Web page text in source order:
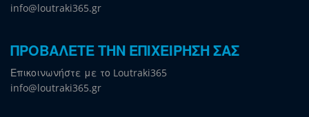
info@loutraki365.gr
ΠΡΟΒΑΛΕΤΕ ΤΗΝ ΕΠΙΧΕΙΡΗΣΗ ΣΑΣ
Επικοινωνήστε με το Loutraki365
info@loutraki365.gr